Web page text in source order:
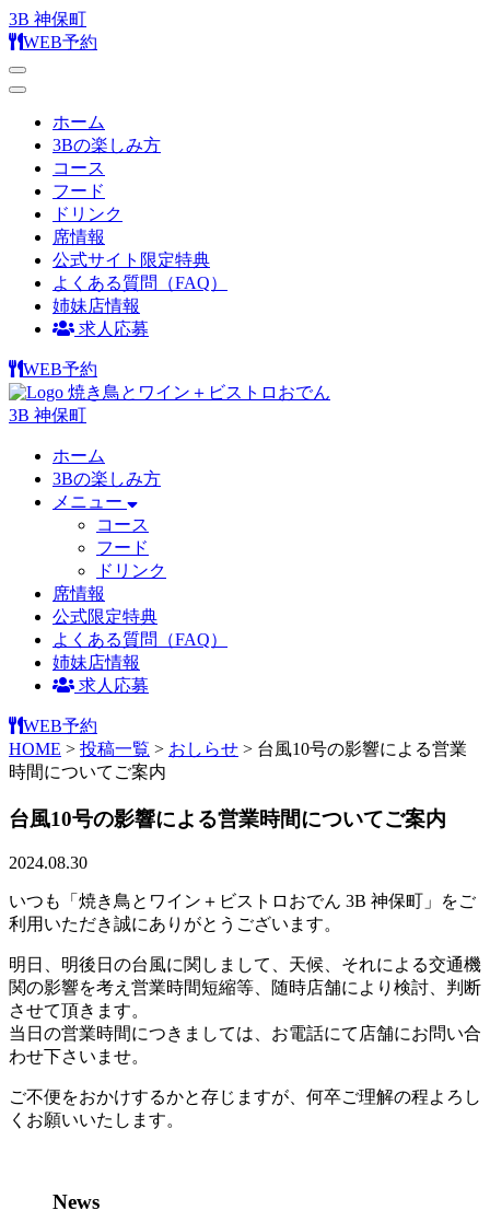
3B 神保町
WEB予約
ホーム
3Bの楽しみ方
コース
フード
ドリンク
席情報
公式サイト限定特典
よくある質問（FAQ）
姉妹店情報
求人応募
WEB予約
焼き鳥とワイン＋ビストロおでん
3B 神保町
ホーム
3Bの楽しみ方
メニュー
コース
フード
ドリンク
席情報
公式限定特典
よくある質問（FAQ）
姉妹店情報
求人応募
WEB予約
HOME > 投稿一覧 > おしらせ > 台風10号の影響による営業
時間についてご案内
台風10号の影響による営業時間についてご案内
2024.08.30
いつも「焼き鳥とワイン＋ビストロおでん 3B 神保町」をご
利用いただき誠にありがとうございます。
明日、明後日の台風に関しまして、天候、それによる交通機
関の影響を考え営業時間短縮等、随時店舗により検討、判断
させて頂きます。
当日の営業時間につきましては、お電話にて店舗にお問い合
わせ下さいませ。
ご不便をおかけするかと存じますが、何卒ご理解の程よろし
くお願いいたします。
News